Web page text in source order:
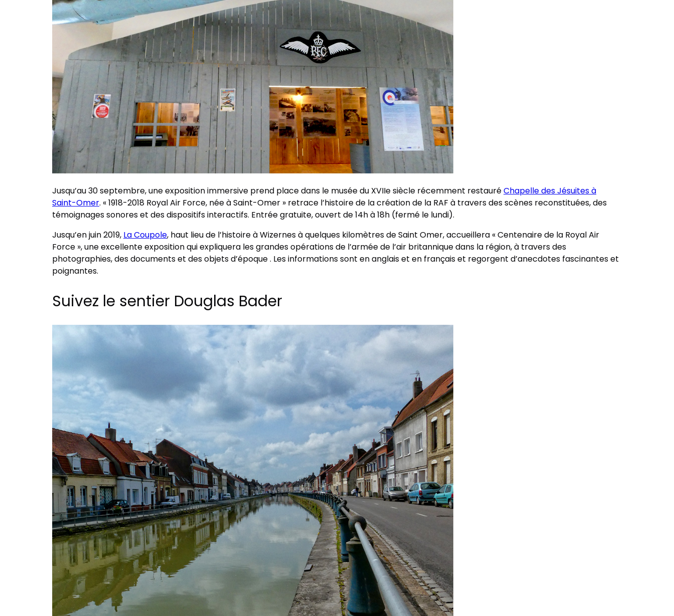
Jusqu’au 30 septembre, une exposition immersive prend place dans le musée du XVIIe siècle récemment restauréChapelle des Jésuites à
Saint-Omer. « 1918-2018 Royal Air Force, née à Saint-Omer » retrace l’histoire de la création de la RAF à travers des scènes reconstituées, des
témoignages sonores et des dispositifs interactifs. Entrée gratuite, ouvert de 14h à 18h (fermé le lundi).
Jusqu’en juin 2019, La Coupole, haut lieu de l’histoire à Wizernes à quelques kilomètres de Saint Omer, accueillera « Centenaire de la Royal Air
Force », une excellente exposition qui expliquera les grandes opérations de l’armée de l’air britannique dans la région, à travers des
photographies, des documents et des objets d’époque . Les informations sont en anglais et en français et regorgent d’anecdotes fascinantes et
poignantes.
Suivez le sentier Douglas Bader